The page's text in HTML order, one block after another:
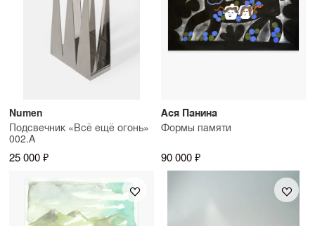
Numen
Подсвечник «Всё ещё огонь»
002.A
25 000 ₽
Ася Панина
Формы памяти
90 000 ₽